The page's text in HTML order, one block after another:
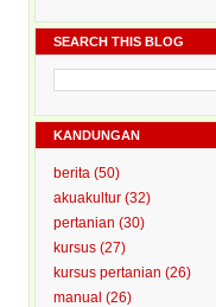
SEARCH THIS BLOG
KANDUNGAN
berita (50)
akuakultur (32)
pertanian (30)
kursus (27)
kursus pertanian (26)
manual (26)